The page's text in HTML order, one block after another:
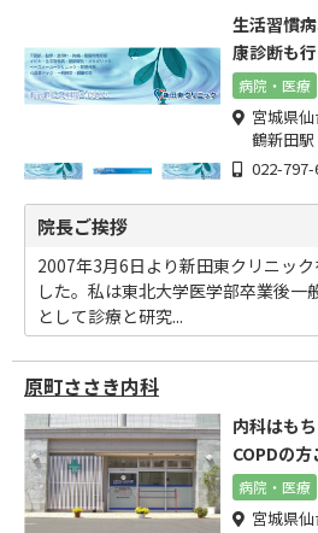
生活習慣
康診断も
ご相談く
病院・医療
宮城県
鶴新田駅
022-797-
院長ご挨拶
2007年3月6日より新田東クリニッ
した。私は東北大学医学部卒業後一
として診療と研究...
原町ささき内科
内科はも
COPDの
して丁寧に
病院・医療
宮城県